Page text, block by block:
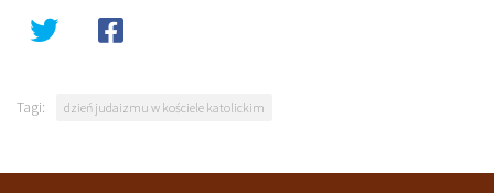
Tagi: dzień judaizmu w kościele katolickim